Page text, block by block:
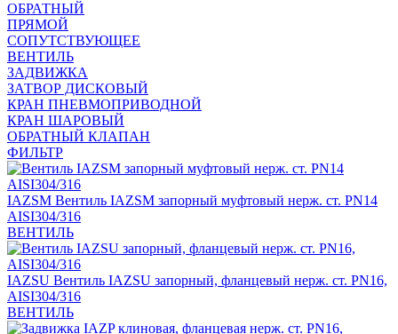
ОБРАТНЫЙ
ПРЯМОЙ
СОПУТСТВУЮЩЕЕ
ВЕНТИЛЬ
ЗАДВИЖКА
ЗАТВОР ДИСКОВЫЙ
КРАН ПНЕВМОПРИВОДНОЙ
КРАН ШАРОВЫЙ
ОБРАТНЫЙ КЛАПАН
ФИЛЬТР
IAZSM Вентиль IAZSM запорный муфтовый нерж. ст. PN14
AISI304/316
ВЕНТИЛЬ
IAZSU Вентиль IAZSU запорный, фланцевый нерж. ст. PN16,
AISI304/316
ВЕНТИЛЬ